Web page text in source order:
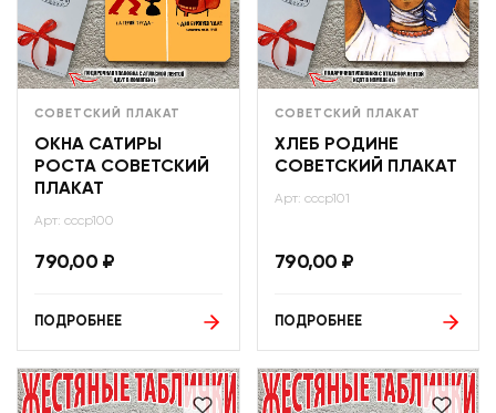
СОВЕТСКИЙ ПЛАКАТ
ОКНА САТИРЫ
РОСТА СОВЕТСКИЙ
ПЛАКАТ
Арт: ссср100
790,00 ₽
ПОДРОБНЕЕ
СОВЕТСКИЙ ПЛАКАТ
ХЛЕБ РОДИНЕ
СОВЕТСКИЙ ПЛАКАТ
Арт: ссср101
790,00 ₽
ПОДРОБНЕЕ